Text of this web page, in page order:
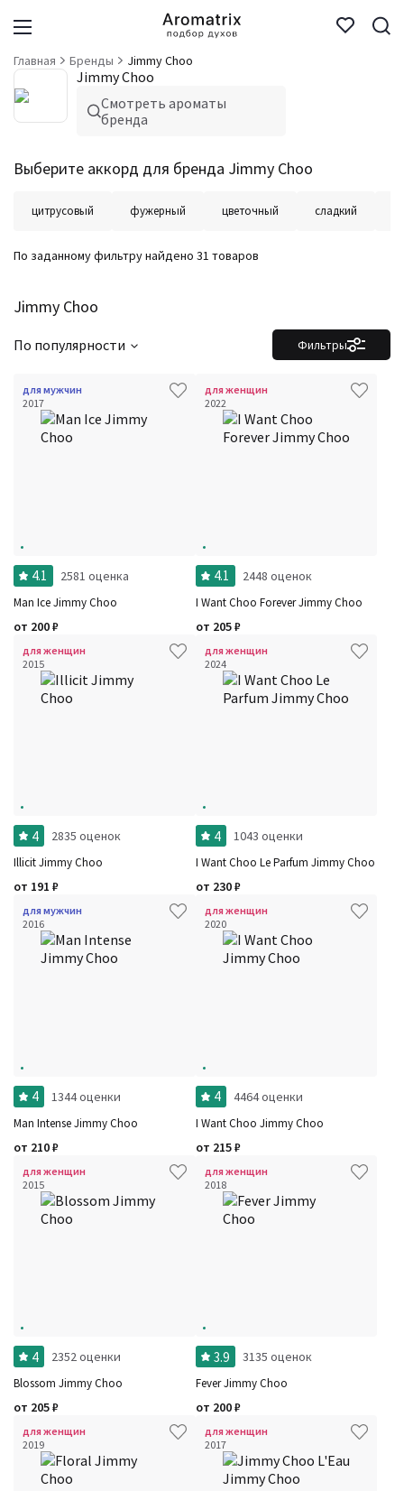
Главная Бренды Jimmy Choo
Jimmy Choo
Смотреть ароматы
бренда
Выберите аккорд для бренда Jimmy Choo
цитрусовый фужерный цветочный сладкий
Jimmy Choo
По заданному фильтру найдено 31 товаров
Фильтры
По популярности
для мужчин
2017
4.1 2581 оценка
Man Ice Jimmy Choo
от 200₽
для женщин
2022
4.1 2448 оценок
I Want Choo Forever Jimmy Choo
от 205₽
для женщин
2015
4 2835 оценок
Illicit Jimmy Choo
от 191 ₽
для женщин
2024
4 1043 оценки
I Want Choo Le Parfum Jimmy Choo
от 230₽
для мужчин
2016
4 1344 оценки
Man Intense Jimmy Choo
от 210₽
для женщин
2020
4 4464 оценки
I Want Choo Jimmy Choo
от 215₽
для женщин
2015
4 2352 оценки
Blossom Jimmy Choo
от 205₽
для женщин
2018
3.9 3135 оценок
Fever Jimmy Choo
от 200₽
для женщин
2019
для женщин
2017